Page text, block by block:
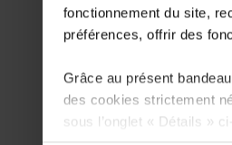
fonctionnement du site,
préférences, offrir des
Grâce au présent
des cookies strictement
sous l’onglet « Détails »